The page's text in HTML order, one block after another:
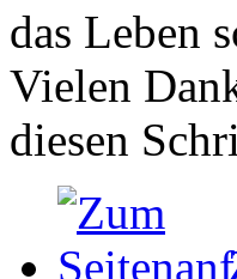
das Leben
Vielen
diesen